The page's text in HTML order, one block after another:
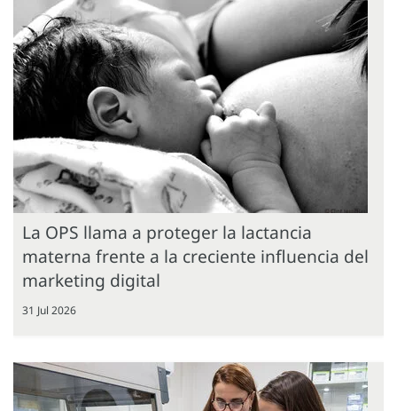
La OPS llama a proteger la lactancia
materna frente a la creciente influencia del
marketing digital
31 Jul 2026